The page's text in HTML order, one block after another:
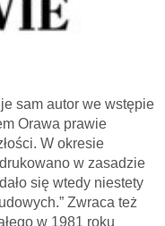
sam autor we wstępie
Orawa prawie
W okresie
w zasadzie
się wtedy niestety
Zwraca też
w 1981 roku